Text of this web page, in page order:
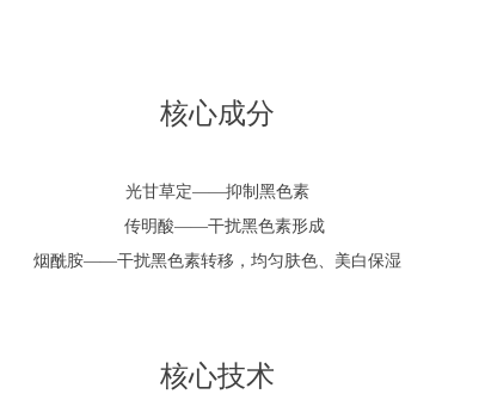
核心成分
光甘草定——抑制黑色素
传明酸——干扰黑色素形成
烟酰胺——干扰黑色素转移，均匀肤色、美白保湿
核心技术